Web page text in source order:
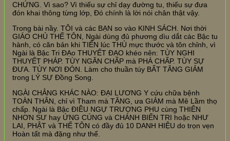
CHỨNG. Vì sao? Vì thiếu sự chỉ dạy đường tu, thiếu sự đưa
đón khai thông từng lớp, Đó chính là lời nói chân thật vậy.
Trong bài nầy. TÔI và các BẠN so vào KINH SÁCH. Nơi thời
GIÁO CHỦ THẾ TÔN, Ngài dùng đủ phương dìu dắt các Bậc tu
hành, có căn bản khi TIẾN lúc THỦ mực thước và tôn chỉnh, vì
Ngài là Bậc Tri ĐẠo THUYẾT ĐẠO khéo nên: TÙY NGHI
THUYẾT PHÁP. TÙY NGĂN CHẤP mà PHÁ CHẤP. TÙY SỰ
ĐƯA. TÙY NƠI ĐÓN. Làm cho thuần túy BẤT TĂNG GIẢM
trong LÝ SỰ Đồng Song.
NGÀI CHẲNG KHÁC NÀO: ĐẠI LƯƠNG Y cứu chữa bệnh
TOÀN THÂN, chỉ vì Tham mà TĂNG, ưa GIẢM mà Mê Lầm thọ
chấp. Ngài là Bậc ĐIỀU NGỰ TRƯỢNG PHU cùng THIÊN
NHƠN SƯ hay ỨNG CÚNG và CHÁNH BIẾN TRI hoặc NHƯ
LAI, PHẬT và THẾ TÔN có đầy đủ 10 DANH HIỆU do trọn vẹn
Hoàn tất mà đặng như thế.